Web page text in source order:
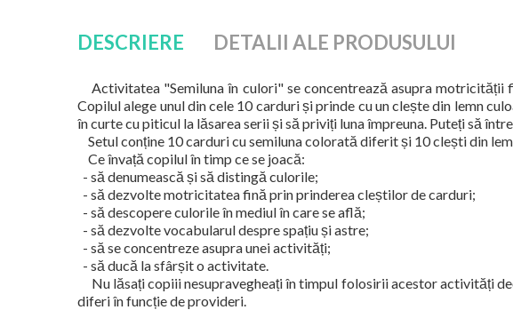
DESCRIERE DETALII ALE PRODUSULUI
Activitatea "Semiluna în culori" se concentrează asupra motricității
Copilul alege unul din cele 10 carduri și prinde cu un clește din lemn
în curte cu piticul la lăsarea serii și să priviți luna împreuna. Puteți să
Setul conține 10 carduri cu semiluna colorată diferit și 10 clești din
Ce învață copilul în timp ce se joacă:
- să denumească și să distingă culorile;
- să dezvolte motricitatea fină prin prinderea cleștilor de carduri;
- să descopere culorile în mediul în care se află;
- să dezvolte vocabularul despre spațiu și astre;
- să se concentreze asupra unei activități;
- să ducă la sfârșit o activitate.
Nu lăsați copiii nesupravegheați în timpul folosirii acestor activități
diferi în funcție de provideri.